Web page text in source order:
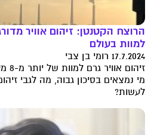
הרוצח הקטנטן: זיהום אוויר
למוות בעולם
17.7.2024 רומי בן צבי
מי נמצאים בסיכון גבוה, מה לגבי
לעשות?